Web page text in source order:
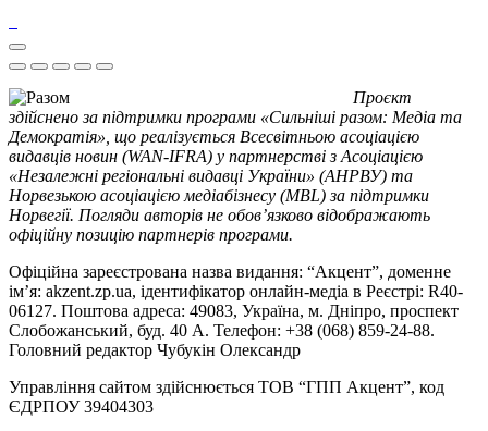
Проєкт
здійснено за підтримки програми «Сильніші разом: Медіа та
Демократія», що реалізується Всесвітньою асоціацією
видавців новин (WAN-IFRA) у партнерстві з Асоціацією
«Незалежні регіональні видавці України» (АНРВУ) та
Норвезькою асоціацією медіабізнесу (MBL) за підтримки
Норвегії. Погляди авторів не обов’язково відображають
офіційну позицію партнерів програми.
Офіційна зареєстрована назва видання: “Акцент”, доменне
ім’я: akzent.zp.ua, ідентифікатор онлайн-медіа в Реєстрі: R40-
06127. Поштова адреса: 49083, Україна, м. Дніпро, проспект
Слобожанський, буд. 40 А. Телефон: +38 (068) 859-24-88.
Головний редактор Чубукін Олександр
Управління сайтом здійснюється ТОВ “ГПП Акцент”, код
ЄДРПОУ 39404303